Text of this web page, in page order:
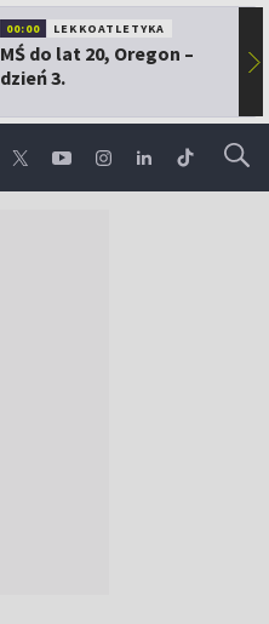
00:00 LEKKOATLETYKA
MŚ do lat 20, Oregon –
dzień 3.
▶